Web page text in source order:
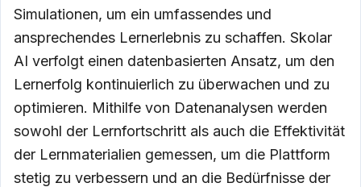
Simulationen, um ein umfassendes und
ansprechendes Lernerlebnis zu schaffen. Skolar
AI verfolgt einen datenbasierten Ansatz, um den
Lernerfolg kontinuierlich zu überwachen und zu
optimieren. Mithilfe von Datenanalysen werden
sowohl der Lernfortschritt als auch die Effektivität
der Lernmaterialien gemessen, um die Plattform
stetig zu verbessern und an die Bedürfnisse der